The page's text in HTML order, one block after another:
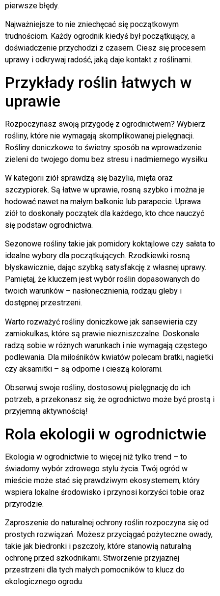
pierwsze błędy.
Najważniejsze to nie zniechęcać się początkowym
trudnościom. Każdy ogrodnik kiedyś był początkujący, a
doświadczenie przychodzi z czasem. Ciesz się procesem
uprawy i odkrywaj radość, jaką daje kontakt z roślinami.
Przykłady roślin łatwych w
uprawie
Rozpoczynasz swoją przygodę z ogrodnictwem? Wybierz
rośliny, które nie wymagają skomplikowanej pielęgnacji.
Rośliny doniczkowe to świetny sposób na wprowadzenie
zieleni do twojego domu bez stresu i nadmiernego wysiłku.
W kategorii ziół sprawdzą się bazylia, mięta oraz
szczypiorek. Są łatwe w uprawie, rosną szybko i można je
hodować nawet na małym balkonie lub parapecie. Uprawa
ziół to doskonały początek dla każdego, kto chce nauczyć
się podstaw ogrodnictwa.
Sezonowe rośliny takie jak pomidory koktajlowe czy sałata to
idealne wybory dla początkujących. Rzodkiewki rosną
błyskawicznie, dając szybką satysfakcję z własnej uprawy.
Pamiętaj, że kluczem jest wybór roślin dopasowanych do
twoich warunków – nasłonecznienia, rodzaju gleby i
dostępnej przestrzeni.
Warto rozważyć rośliny doniczkowe jak sansewieria czy
zamiokulkas, które są prawie niezniszczalne. Doskonale
radzą sobie w różnych warunkach i nie wymagają częstego
podlewania. Dla miłośników kwiatów polecam bratki, nagietki
czy aksamitki – są odporne i cieszą kolorami.
Obserwuj swoje rośliny, dostosowuj pielęgnację do ich
potrzeb, a przekonasz się, że ogrodnictwo może być prostą i
przyjemną aktywnością!
Rola ekologii w ogrodnictwie
Ekologia w ogrodnictwie to więcej niż tylko trend – to
świadomy wybór zdrowego stylu życia. Twój ogród w
mieście może stać się prawdziwym ekosystemem, który
wspiera lokalne środowisko i przynosi korzyści tobie oraz
przyrodzie.
Zaproszenie do naturalnej ochrony roślin rozpoczyna się od
prostych rozwiązań. Możesz przyciągać pożyteczne owady,
takie jak biedronki i pszczoły, które stanowią naturalną
ochronę przed szkodnikami. Stworzenie przyjaznej
przestrzeni dla tych małych pomocników to klucz do
ekologicznego ogrodu.